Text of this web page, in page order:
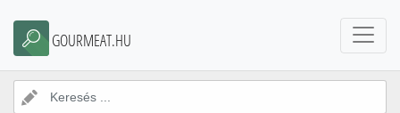
GOURMEAT.HU